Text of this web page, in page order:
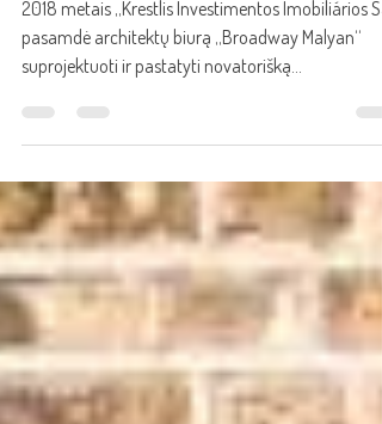
pagrindinėse erdvėse
2018 metais „Krestlis Investimentos Imobiliários
suprojektuoti ir pastatyti novatorišką...